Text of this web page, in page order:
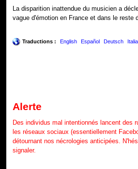
La disparition inattendue du musicien a
vague d'émotion en France et dans le reste
Traductions : English Español Deutsch
Alerte
Des individus mal intentionnés lancent des
les réseaux sociaux (essentiellement
détournant nos nécrologies anticipées.
signaler.